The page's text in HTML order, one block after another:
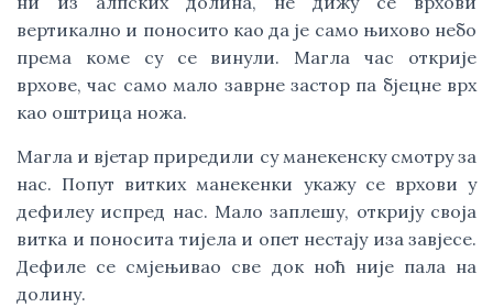
вертикално и поносито као да је само њихово небо
према коме су се винули. Магла час открије
врхове, час само мало заврне застор па бјецне врх
као оштрица ножа.
Магла и вјетар приредили су манекенску смотру за
нас. Попут витких манекенки укажу се врхови у
дефилеу испред нас. Мало заплешу, открију своја
витка и поносита тијела и опет нестају иза завјесе.
Дефиле се смјењивао све док ноћ није пала на
долину.